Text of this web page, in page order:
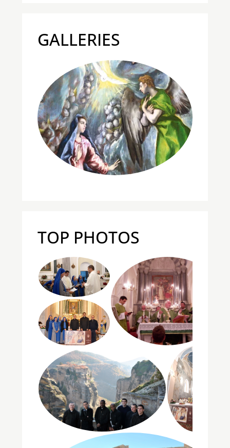
GALLERIES
TOP PHOTOS